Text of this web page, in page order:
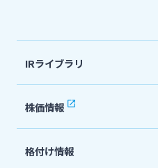
法人・個人事業主のお
株主・投資家の皆さま
宮崎銀行について
IRライブラリ
決算短信
有価証券報告書・四
IR関連ニュースリリー
株価情報
格付け情報